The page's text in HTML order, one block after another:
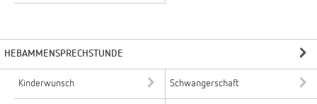
HEBAMMENSPRECHSTUNDE
Kinderwunsch Schwangerschaft